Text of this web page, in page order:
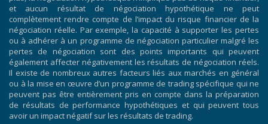
et aucun résultat de négociation hypothétique ne peut
complètement rendre compte de l’impact du risque financier de la
négociation réelle. Par exemple, la capacité à supporter les pertes
ou à adhérer à un programme de négociation particulier malgré les
pertes de négociation sont des points importants qui peuvent
également affecter négativement les résultats de négociation réels.
Il existe de nombreux autres facteurs liés aux marchés en général
ou à la mise en œuvre d’un programme de trading spécifique qui ne
peuvent pas être entièrement pris en compte dans la préparation
de résultats de performance hypothétiques et qui peuvent tous
avoir un impact négatif sur les résultats de trading.